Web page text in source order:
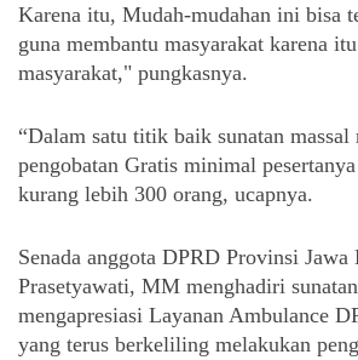
Karena itu, Mudah-mudahan ini bisa
guna membantu masyarakat karena
masyarakat," pungkasnya.
“Dalam satu titik baik sunatan massal
pengobatan Gratis minimal
kurang lebih 300 orang, ucapnya.
Senada anggota DPRD Provinsi Jawa
Prasetyawati, MM menghadiri
mengapresiasi Layanan Ambulance
yang terus berkeliling melakukan